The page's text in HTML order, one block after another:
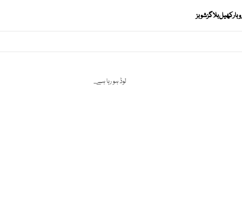
کھیلبلاگزشوبز
لوڈ ہو رہا ہے...